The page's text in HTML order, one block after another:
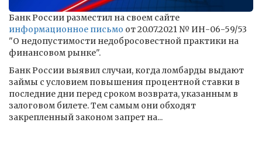
Банк России разместил на своем сайте
информационное письмо от 20.07.2021 № ИН-06-59/53
"О недопустимости недобросовестной практики на
финансовом рынке".
Банк России выявил случаи, когда ломбарды выдают
займы с условием повышения процентной ставки в
последние дни перед сроком возврата, указанным в
залоговом билете. Тем самым они обходят
закрепленный законом запрет на...